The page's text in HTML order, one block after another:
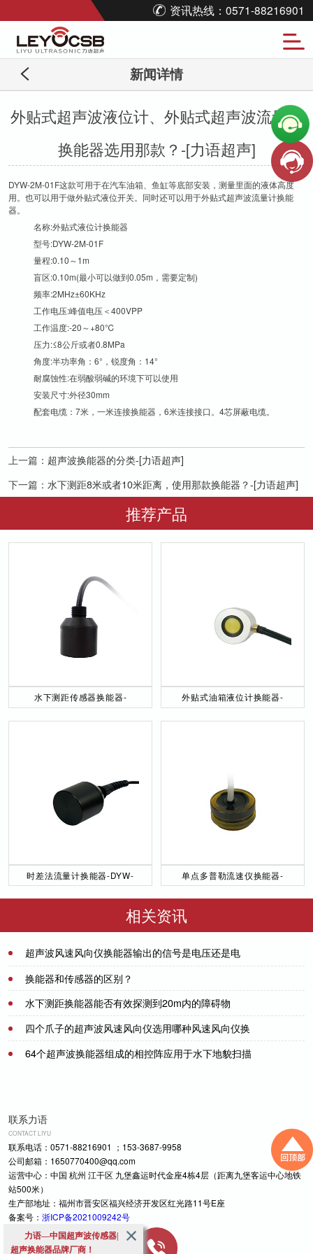
资讯热线：0571-88216901
新闻详情
外贴式超声波液位计、外贴式超声波流量计
换能器选用那款？-[力语超声]
DYW-2M-01F这款可用于在汽车油箱、鱼缸等底部安装，测量里面的液体高度
用。也可以用于做外贴式液位开关。同时还可以用于外贴式超声波流量计换能
器。
名称:外贴式液位计换能器
型号:DYW-2M-01F
量程:0.10～1m
盲区:0.10m(最小可以做到0.05m，需要定制)
频率:2MHz±60KHz
工作电压:峰值电压＜400VPP
工作温度:-20～+80℃
压力:≤8公斤或者0.8MPa
角度:半功率角：6°，锐度角：14°
耐腐蚀性:在弱酸弱碱的环境下可以使用
安装尺寸:外径30mm
配套电缆：7米，一米连接换能器，6米连接接口。4芯屏蔽电缆。
上一篇： 超声波换能器的分类-[力语超声]
下一篇： 水下测距8米或者10米距离，使用那款换能器？-[力语超声]
推荐产品
水下测距传感器换能器- 外贴式油箱液位计换能器-
时差法流量计换能器-DYW-
单点多普勒流速仪换能器-
相关资讯
超声波风速风向仪换能器输出的信号是电压还是电
流？
换能器和传感器的区别？
水下测距换能器能否有效探测到20m内的障碍物
四个爪子的超声波风速风向仪选用哪种风速风向仪换
能器
64个超声波换能器组成的相控阵应用于水下地貌扫描
联系力语
CONTACT LIYU
联系电话：0571-88216901 ；153-3687-9958
公司邮箱：1650770400@qq.com
运营中心：中国 杭州 江干区 九堡鑫运时代金座4栋4层（距离九堡客运中心地铁
站500米）
生产部地址：福州市晋安区福兴经济开发区红光路11号E座
备案号： 浙ICP备2021009242号
力语—中国超声波传感器|
超声换能器品牌厂商！